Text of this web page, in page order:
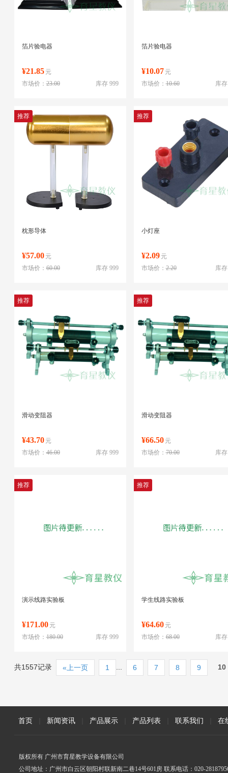
箔片验电器
¥21.85 元
库存 999
市场价：23.00
箔片验电器
¥10.07 元
库
市场价：10.60
推荐
枕形导体
¥57.00 元
库存 999
市场价：60.00
推荐
小灯座
¥2.09 元
库
市场价：2.20
推荐
滑动变阻器
¥43.70 元
库存 999
市场价：46.00
推荐
滑动变阻器
¥66.50 元
库
市场价：70.00
推荐
演示线路实验板
¥171.00 元
库存 999
市场价：180.00
推荐
学生线路实验板
¥64.60 元
库
市场价：68.00
共1557记录 «上一页 1 6 7 8 9 10
首页 新闻资讯 产品展示 产品列表 联系我们 在
版权所有 广州市育星教学设备有限公司
公司地址：广州市白云区朝阳村联新南二巷14号601房 联系电话：020-